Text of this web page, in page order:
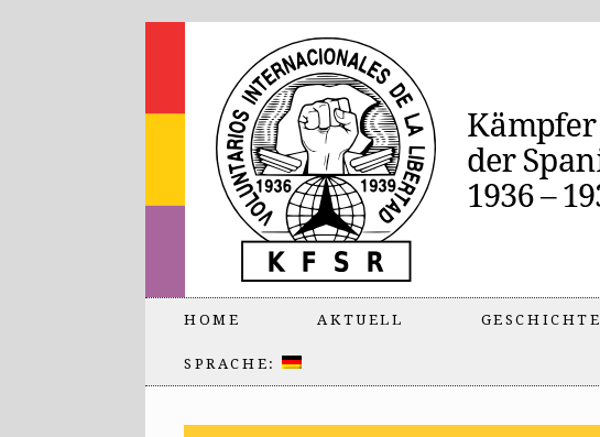
HOME AKTUELL GESCHICHTE
SPRACHE: